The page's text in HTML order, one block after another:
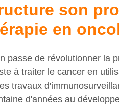
son
en
passe de révolutionner la
à traiter le cancer en
travaux
d'années au